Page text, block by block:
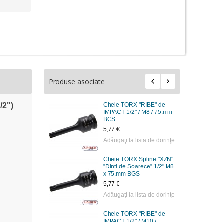
2")
Produse asociate
Cheie TORX "RIBE" de
IMPACT 1/2" / M8 / 75.mm
BGS
5,77 €
Adăugaţi la lista de dorinţe
Cheie TORX Spline "XZN"
”Dinti de Soarece” 1/2" M8
x 75.mm BGS
5,77 €
Adăugaţi la lista de dorinţe
Cheie TORX "RIBE" de